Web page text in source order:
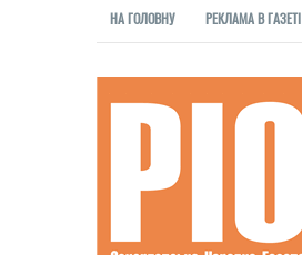
НА ГОЛОВНУ РЕКЛАМА В ГАЗЕТІ